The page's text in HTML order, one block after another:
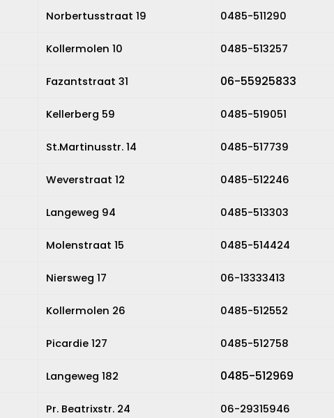
Norbertusstraat 19 0485-511290
Kollermolen 10 0485-513257
Fazantstraat 31 06-55925833
Kellerberg 59 0485-519051
St.Martinusstr. 14 0485-517739
Weverstraat 12 0485-512246
Langeweg 94 0485-513303
Molenstraat 15 0485-514424
Niersweg 17 06-13333413
Kollermolen 26 0485-512552
Picardie 127 0485-512758
Langeweg 182 0485-512969
Pr. Beatrixstr. 24 06-29315946